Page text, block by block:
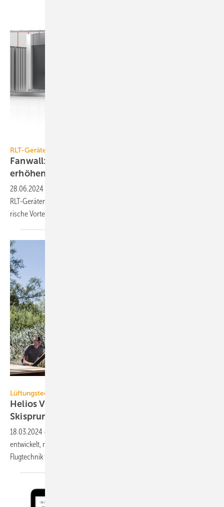
RLT-Geräte
Fanwall: Mit Lüftungsklappen die Redundanz
erhöhen
28.06.2024
RLT-Geräten ein­zu­setzen, bietet ökono­mische, quali­tative und plane­
rischeVorteile.
Lüftungstechnik
Helios Ventilatoren: Wind­kanal für
Ski­sprung-Simulation
18.03.2024 -
entwickelt, mit dem Skispringer ganz ohne Sprungschanze an ihrer
Flugtechnik feilen